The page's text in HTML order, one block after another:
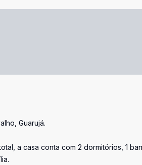
Guarujá.
a casa conta com 2 dormitórios, 1